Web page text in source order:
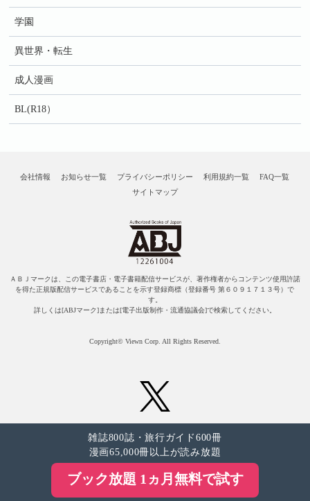
学園
異世界・転生
成人漫画
BL(R18）
会社情報 お知らせ一覧 プライバシーポリシー 利用規約一覧
FAQ一覧
サイトマップ
ＡＢＪマークは、この電子書店・電子書籍配信サービスが、著作権者からコンテンツ使用許諾
を得た正規版配信サービスであることを示す登録商標（登録番号 第６０９１７１３号）で
す。
詳しくは[ABJマーク]または[電子出版制作・流通協議会]で検索してください。
Copyright© Viewn Corp. All Rights Reserved.
雑誌800誌・旅行ガイド600冊
漫画65,000冊以上が読み放題
ブック放題 1ヵ月無料で試す